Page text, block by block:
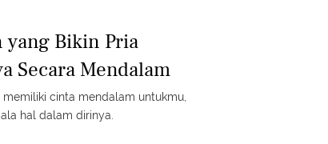
yang Bikin Pria
Secara Mendalam
cinta mendalam untukmu,
hal dalam dirinya.